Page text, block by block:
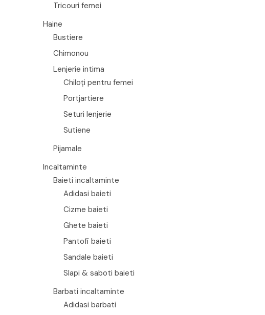
Tricouri femei
Haine
Bustiere
Chimonou
Lenjerie intima
Chiloți pentru femei
Portjartiere
Seturi lenjerie
Sutiene
Pijamale
Incaltaminte
Baieti incaltaminte
Adidasi baieti
Cizme baieti
Ghete baieti
Pantofi baieti
Sandale baieti
Slapi & saboti baieti
Barbati incaltaminte
Adidasi barbati